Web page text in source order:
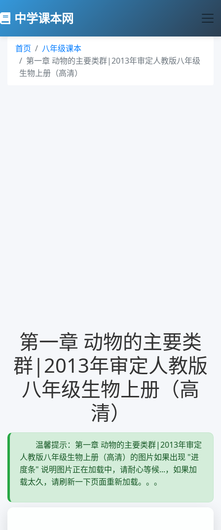
中学课本网
首页
八年级课本
第一章 动物的主要类群|2013年审定人教版八年级
生物上册（高清）
第一章 动物的主要类
群|2013年审定人教版
八年级生物上册（高
清）
温馨提示：第一章 动物的主要类群|2013年审定
人教版八年级生物上册（高清）的图片如果出现 "进
度条" 说明图片正在加载中，请耐心等候...，如果加
载太久，请刷新一下页面重新加载。。。